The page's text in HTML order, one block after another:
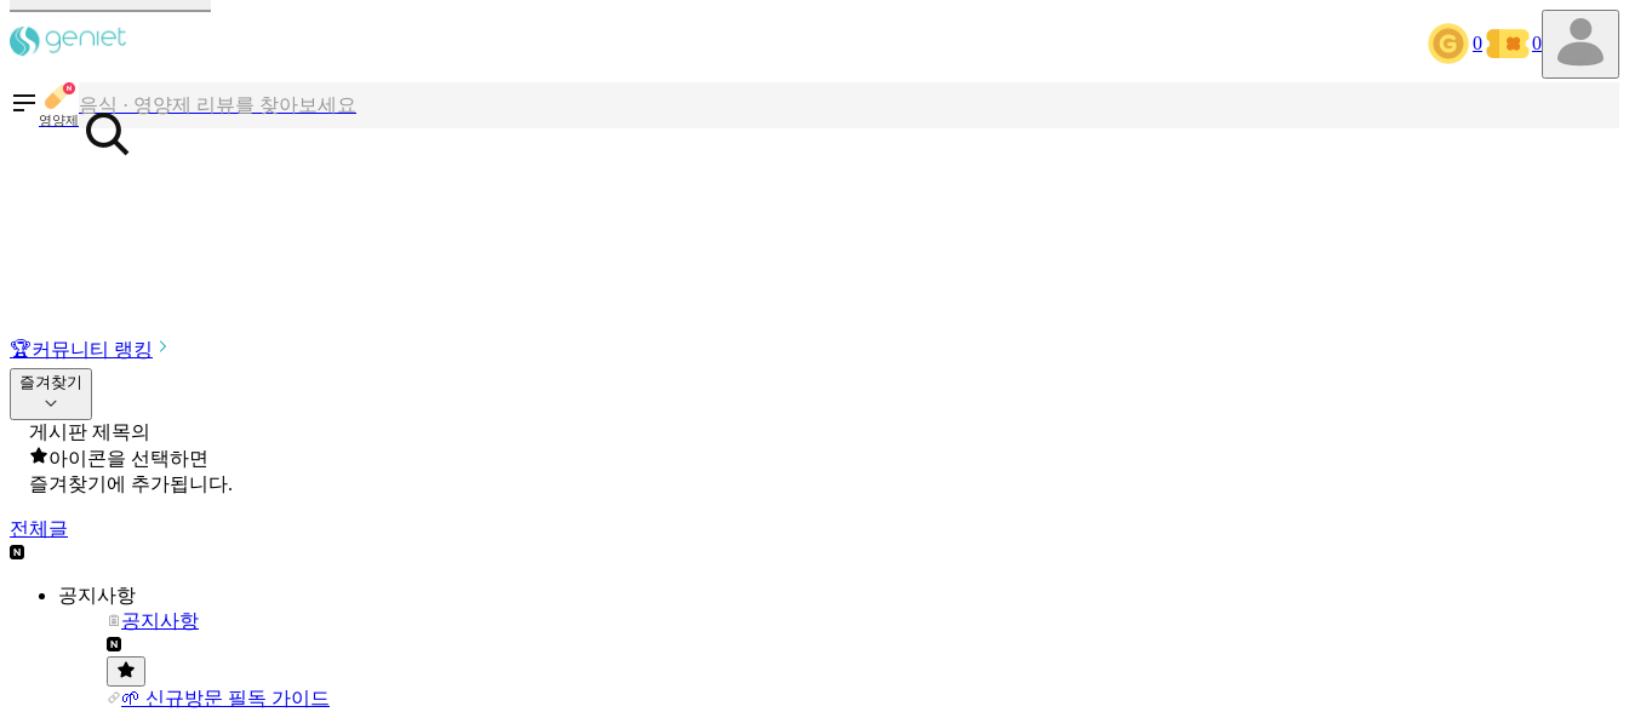
0 0
영양제
칼로리와 영양성분을 검색해보세요
음식 · 영양제 리뷰를 찾아보세요
🏆커뮤니티 랭킹
즐겨찾기
게시판 제목의
아이콘을 선택하면
즐겨찾기에 추가됩니다.
전체글
공지사항
공지사항
🌱 신규방문 필독 가이드